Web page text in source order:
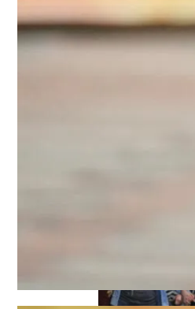
Военные
Извержение
Как